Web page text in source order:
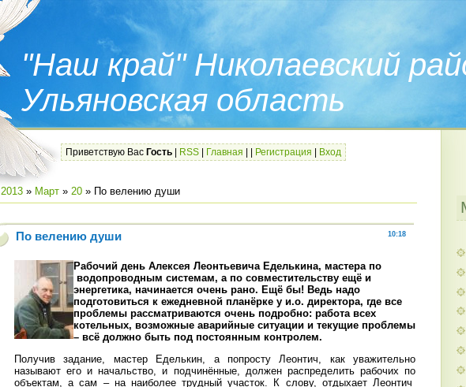
"Наш край" Николаевский
Ульяновская область
Приветствую Вас Гость RSS Главная Регистрация Вход
2013 » Март » 20 » По велению души
10:18
По велению души
Рабочий день Алексея Леонтьевича Еделькина, мастера по
водопроводным системам, а по совместительству ещё и
энергетика, начинается очень рано. Ещё бы! Ведь надо
подготовиться к ежедневной планёрке у и.о. директора, где все
проблемы рассматриваются очень подробно: работа всех
котельных, возможные аварийные ситуации и текущие проблемы
– всё должно быть под постоянным контролем.
Получив задание, мастер Еделькин, а попросту Леонтич, как уважительно
называют его и начальство, и подчинённые, должен распределить рабочих по
объектам, а сам – на наиболее трудный участок. К слову, отдыхает Леонтич